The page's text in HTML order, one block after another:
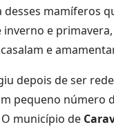
desses mamíferos
e
e
depois de ser
pequeno número
município de